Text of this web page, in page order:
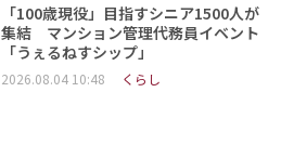
「100歳現役」目指すシニア1500人が
集結 マンション管理代務員イベント
「うぇるねすシップ」
2026.08.04 10:48 くらし